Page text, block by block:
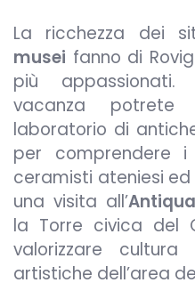
La ricchezza dei
musei fanno di
più
vacanza
laboratorio di
per comprendere
ceramisti ateniesi ed
una visita all’
la Torre civica del
valorizzare
artistiche dell’area